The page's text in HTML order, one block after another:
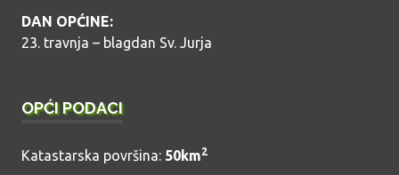
DAN OPĆINE:
23. travnja – blagdan Sv. Jurja
OPĆI PODACI
Katastarska površina: 50km2